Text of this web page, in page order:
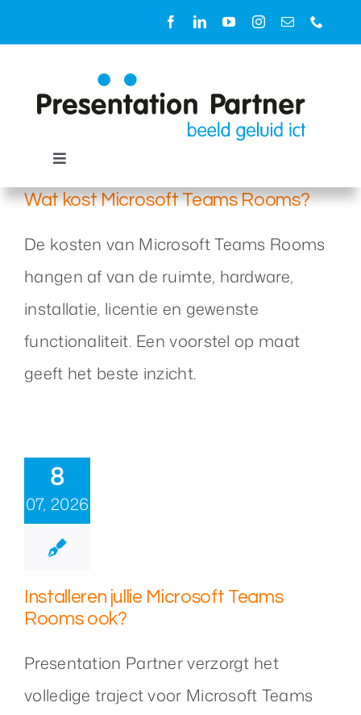
naar
Toggle
Oplossingen
Ruimtes
Diensten
Nieuws
Neem contact op
07, 2026
Wat kost Microsoft Teams Rooms?
De kosten van Microsoft Teams Rooms
hangen af van de ruimte, hardware,
installatie, licentie en gewenste
functionaliteit. Een voorstel op maat
geeft het beste inzicht.
8
07, 2026
Installeren jullie Microsoft Teams
Rooms ook?
Presentation Partner verzorgt het
volledige traject voor Microsoft Teams